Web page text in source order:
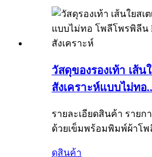
วัสดุของรองเท้า เส้น
สังเคราะห์แบบไม่ทอ
รายละเอียดสินค้า รายก
ด้วยเข็มพร้อมพิมพ์ผ้าโพ
ดูสินค้า